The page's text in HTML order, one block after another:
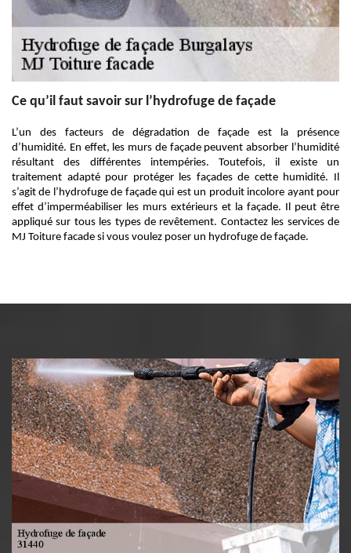
Ce qu’il faut savoir sur l’hydrofuge de façade
L’un des facteurs de dégradation de façade est la présence
d’humidité. En effet, les murs de façade peuvent absorber l’humidité
résultant des différentes intempéries. Toutefois, il existe un
traitement adapté pour protéger les façades de cette humidité. Il
s’agit de l’hydrofuge de façade qui est un produit incolore ayant pour
effet d’imperméabiliser les murs extérieurs et la façade. Il peut être
appliqué sur tous les types de revêtement. Contactez les services de
MJ Toiture facade si vous voulez poser un hydrofuge de façade.